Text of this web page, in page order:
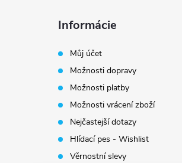
Informácie
Můj účet
Možnosti dopravy
Možnosti platby
Možnosti vrácení zboží
Nejčastejší dotazy
Hlídací pes - Wishlist
Věrnostní slevy